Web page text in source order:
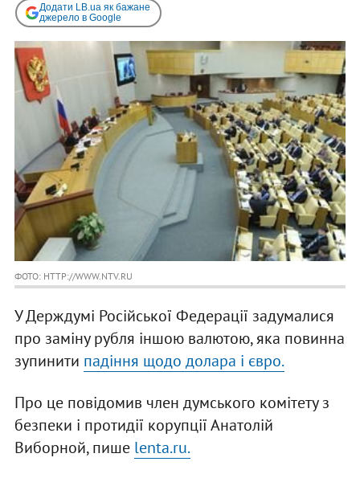
Додати LB.ua як бажане
джерело в Google
ФОТО: HTTP://WWW.NTV.RU
У Держдумі Російської Федерації задумалися
про заміну рубля іншою валютою, яка повинна
зупинити падіння щодо долара і євро.
Про це повідомив член думського комітету з
безпеки і протидії корупції Анатолій
Виборной, пише lenta.ru.